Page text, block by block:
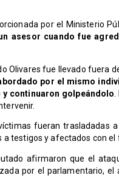
por el Ministerio
asesor cuando fue
Olivares fue llevado fuera
por el mismo
continuaron golpeándolo
fueran trasladadas
testigos y afectados con
afirmaron que el
por el parlamentario, el